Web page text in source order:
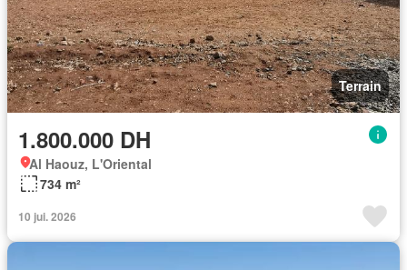
Terrain
1.800.000 DH
Al Haouz, L'Oriental
734 m²
10 jui. 2026